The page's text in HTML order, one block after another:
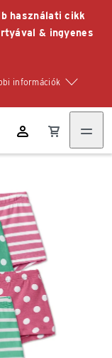
használati cikk
& ingyenes
információk